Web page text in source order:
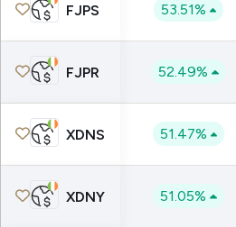
FJPS 53.51%
FJPR 52.49%
XDNS 51.47%
XDNY 51.05%